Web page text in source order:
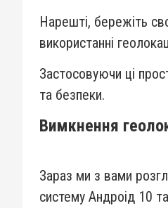
Нарешті, бережіть
використанні
Застосовуючи ці
та безпеки.
Вимкнення
Зараз ми з вами
систему Андроід 10